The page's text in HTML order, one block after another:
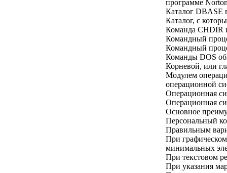
программе
Каталог DBASE
Каталог, с
Команда CHDIR
Командный
Командный
Команды DOS
Корневой, или
Модулем
операционной
Операционная
Операционная
Основное
Персональный
Правильным
При графическом
минимальных
При текстовом
При указания